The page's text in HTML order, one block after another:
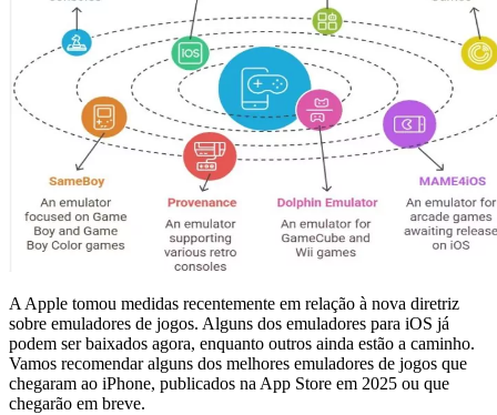
A Apple tomou medidas recentemente em relação à nova diretriz
sobre emuladores de jogos. Alguns dos emuladores para iOS já
podem ser baixados agora, enquanto outros ainda estão a caminho.
Vamos recomendaralguns dos melhores emuladores de jogos que
chegaram ao iPhone, publicados na App Store em 2025 ou que
chegarão em breve.